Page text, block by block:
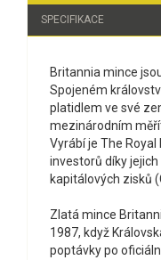
SPECIFIKACE
Britannia mince
Spojeném
platidlem ve své
mezinárodním
Vyrábí je The
investorů díky
kapitálových zisků
Zlatá mince
1987, když
poptávky po